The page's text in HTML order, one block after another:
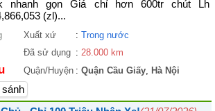
nhanh gọn Giá chỉ hơn 600tr chút Lh
(zl)...
Xuất xứ : Trong nước
Đã sử dụng : 28.000 km
Quận/Huyện : Quận Cầu Giấy, Hà Nội
sánh